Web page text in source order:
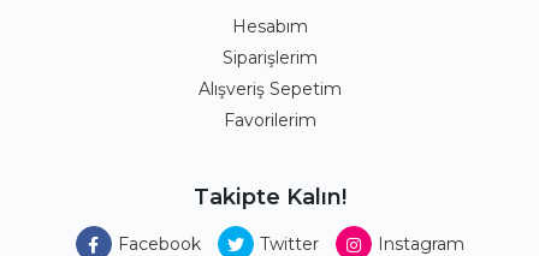
Hesabım
Siparişlerim
Alışveriş Sepetim
Favorilerim
Takipte Kalın!
Facebook Twitter
Instagram